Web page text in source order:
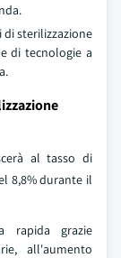
sterilizzazione
di tecnologie a
al tasso di
8,8% durante il
rapida grazie
all'aumento